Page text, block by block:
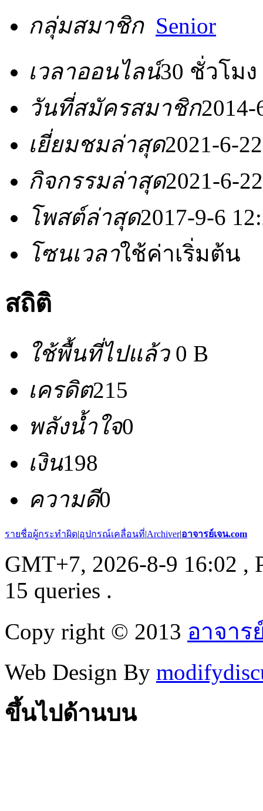
กลุ่มสมาชิก Senior
เวลาออนไลน์30 ชั่วโมง
วันที่สมัครสมาชิก2014-
เยี่ยมชมล่าสุด2021-6-
กิจกรรมล่าสุด2021-6-
โพสต์ล่าสุด2017-9-6
โซนเวลาใช้ค่าเริ่มต้น
สถิติ
ใช้พื้นที่ไปแล้ว0 B
เครดิต215
พลังน้ำใจ0
เงิน198
ความดี0
รายชื่อผู้กระทำผิด|อุปกรณ์เคลื่อนที่|Archiver|อาจารย์เจน.com
GMT+7, 2026-8-9 16:02 ,
15 queries .
Copy right © 2013 อาจาร
Web Design By
ขึ้นไปด้านบน